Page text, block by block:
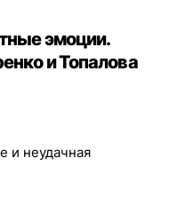
эмоции.
и Топалова